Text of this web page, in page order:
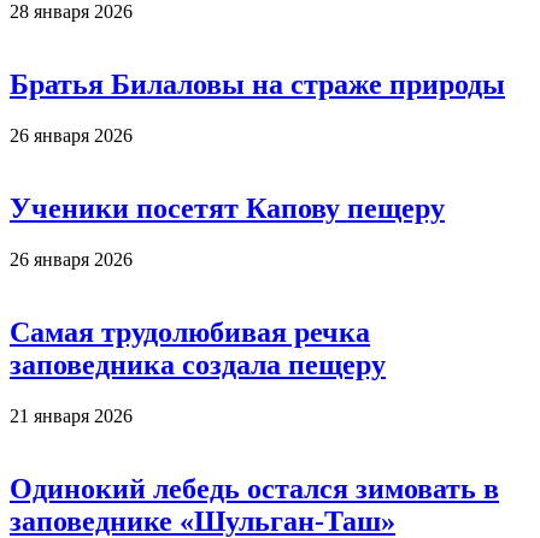
28 января 2026
Братья Билаловы на страже природы
26 января 2026
Ученики посетят Капову пещеру
26 января 2026
Самая трудолюбивая речка
заповедника создала пещеру
21 января 2026
Одинокий лебедь остался зимовать в
заповеднике «Шульган-Таш»